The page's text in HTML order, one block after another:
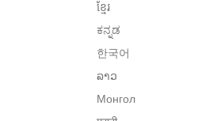
ខ្មែរ
ಕನ್ನಡ
한국어
ລາວ
Монгол